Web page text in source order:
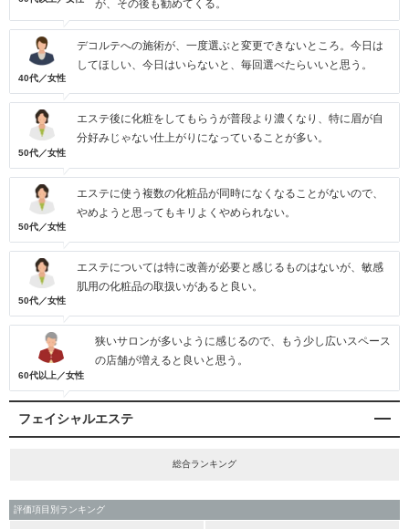
が、その後も勧めてくる。
40代／女性
デコルテへの施術が、一度選ぶと変更できないところ。今日は
してほしい、今日はいらないと、毎回選べたらいいと思う。
50代／女性
エステ後に化粧をしてもらうが普段より濃くなり、特に眉が自
分好みじゃない仕上がりになっていることが多い。
50代／女性
エステに使う複数の化粧品が同時になくなることがないので、
やめようと思ってもキリよくやめられない。
50代／女性
エステについては特に改善が必要と感じるものはないが、敏感
肌用の化粧品の取扱いがあると良い。
60代以上／女性
狭いサロンが多いように感じるので、もう少し広いスペース
の店舗が増えると良いと思う。
フェイシャルエステ
総合ランキング
評価項目別ランキング